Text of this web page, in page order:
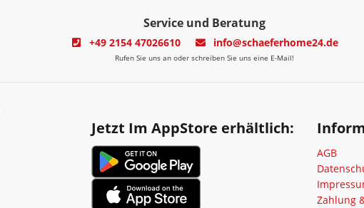
Service und Beratung
+49 2154 47026610 info@schaeferhome24.de
Rufen Sie uns an oder schreiben Sie uns eine E-Mail!
Jetzt Im AppStore erhältlich:
AGB
Zahlung